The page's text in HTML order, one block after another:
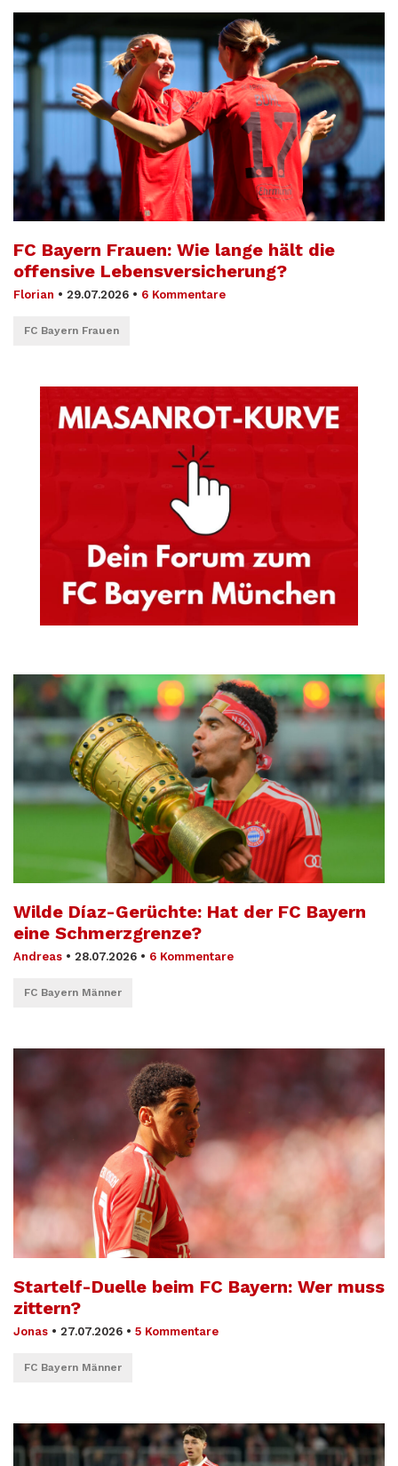
FC Bayern Frauen: Wie lange hält die
offensive Lebensversicherung?
Florian • 29.07.2026 • 6 Kommentare
FC Bayern Frauen
Wilde Díaz-Gerüchte: Hat der FC Bayern
eine Schmerzgrenze?
Andreas • 28.07.2026 • 6 Kommentare
FC Bayern Männer
Startelf-Duelle beim FC Bayern: Wer muss
zittern?
Jonas • 27.07.2026 • 5 Kommentare
FC Bayern Männer